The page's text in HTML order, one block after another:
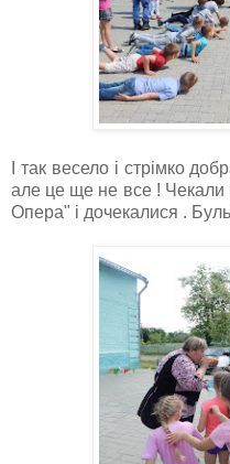
І так весело і стрімко
але це ще не все ! Чекали
Опера" і дочекалися .